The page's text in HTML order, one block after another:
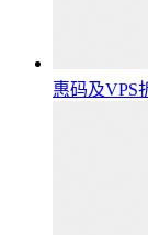
惠码及VPS